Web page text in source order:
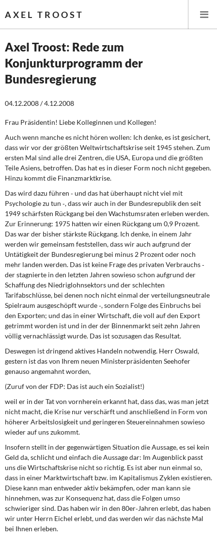
AXEL TROOST
Startseite
Wirtschaftspolitik
Steuer- und Finanzpolitik
Öffentliche Infrastruktur und Daseinsvorsorge
Eurokrise und Griechenland
DIE LINKE
Weitere Themen
Memo-Gruppe
Institut Solidarische Moderne
Rosa-Luxemburg-Stiftung
Über mich
Kontakt
Axel Troost: Rede zum
Konjunkturprogramm der
Bundesregierung
04.12.2008 / 4.12.2008
Frau Präsidentin! Liebe Kolleginnen und Kollegen!
Auch wenn manche es nicht hören wollen: Ich denke, es ist gesichert,
dass wir vor der größten Weltwirtschaftskrise seit 1945 stehen. Zum
ersten Mal sind alle drei Zentren, die USA, Europa und die größten
Teile Asiens, betroffen. Das hat es in dieser Form noch nicht gegeben.
Hinzu kommt die Finanzmarktkrise.
Das wird dazu führen ‑ und das hat überhaupt nicht viel mit
Psychologie zu tun ‑, dass wir auch in der Bundesrepublik den seit
1949 schärfsten Rückgang bei den Wachstumsraten erleben werden.
Zur Erinnerung: 1975 hatten wir einen Rückgang um 0,9 Prozent.
Das war der bisher stärkste Rückgang. Ich denke, in einem Jahr
werden wir gemeinsam feststellen, dass wir auch aufgrund der
Untätigkeit der Bundesregierung bei minus 2 Prozent oder noch
mehr landen werden. Das ist keine Frage des privaten Verbrauchs ‑
der stagnierte in den letzten Jahren sowieso schon aufgrund der
Schaffung des Niedriglohnsektors und der schlechten
Tarifabschlüsse, bei denen noch nicht einmal der verteilungsneutrale
Spielraum ausgeschöpft wurde ‑, sondern Folge des Einbruchs bei
den Exporten; und das in einer Wirtschaft, die voll auf den Export
getrimmt worden ist und in der der Binnenmarkt seit zehn Jahren
völlig vernachlässigt wurde. Das ist sozusagen das Resultat.
Deswegen ist dringend aktives Handeln notwendig. Herr Oswald,
gestern ist das von Ihrem neuen Ministerpräsidenten Seehofer
genauso angemahnt worden,
(Zuruf von der FDP: Das ist auch ein Sozialist!)
weil er in der Tat von vornherein erkannt hat, dass das, was man jetzt
nicht macht, die Krise nur verschärft und anschließend in Form von
höherer Arbeitslosigkeit und geringeren Steuereinnahmen sowieso
wieder auf uns zukommt.
Insofern stellt in der gegenwärtigen Situation die Aussage, es sei kein
Geld da, schlicht und einfach die Aussage dar: Im Augenblick passt
uns die Wirtschaftskrise nicht so richtig. Es ist aber nun einmal so,
dass in einer Marktwirtschaft bzw. im Kapitalismus Zyklen existieren.
Diese kann man entweder aktiv bekämpfen, oder man kann sie
hinnehmen, was zur Konsequenz hat, dass die Folgen umso
schwieriger sind. Das haben wir in den 80er‑Jahren erlebt, das haben
wir unter Herrn Eichel erlebt, und das werden wir das nächste Mal
bei Ihnen erleben.